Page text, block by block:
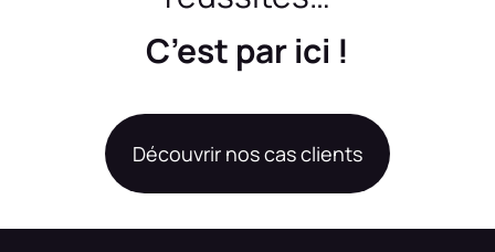
C’est par ici !
Découvrir nos cas clients